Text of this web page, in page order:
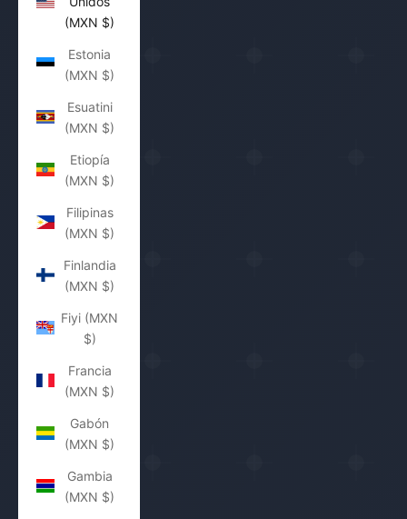
(MXN $)
Estonia
(MXN $)
Esuatini
(MXN $)
Etiopía
(MXN $)
Filipinas
(MXN $)
Finlandia
(MXN $)
Fiyi (MXN
$)
Francia
(MXN $)
Gabón
(MXN $)
Gambia
(MXN $)